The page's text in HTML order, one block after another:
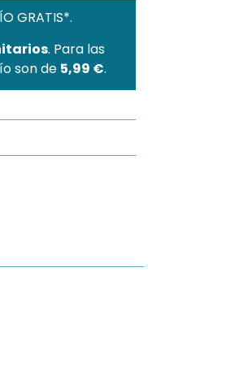
GRATIS*.
. Para las
son de 5,99 €.